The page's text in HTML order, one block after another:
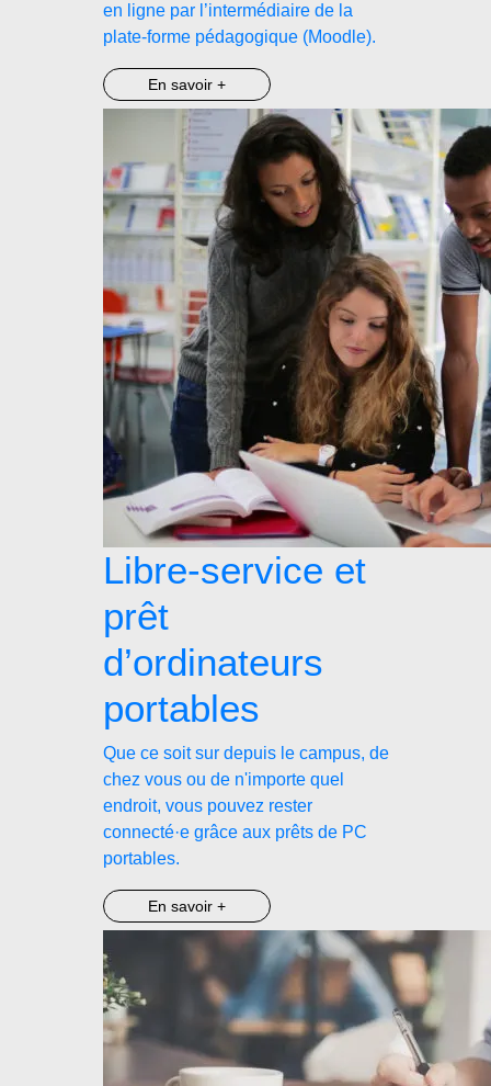
en ligne par l’intermédiaire de la
plate-forme pédagogique (Moodle).
En savoir +
Libre-service et
prêt
d’ordinateurs
portables
Que ce soit sur depuis le campus, de
chez vous ou de n'importe quel
endroit, vous pouvez rester
connecté·e grâce aux prêts de PC
portables.
En savoir +